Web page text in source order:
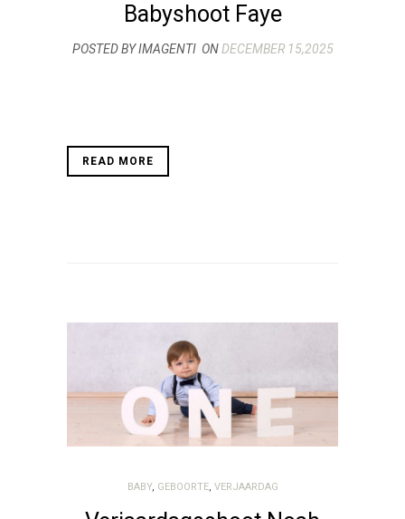
Babyshoot Faye
POSTED BY IMAGENTI ONDECEMBER 15,2025
READ MORE
BABY, GEBOORTE, VERJAARDAG